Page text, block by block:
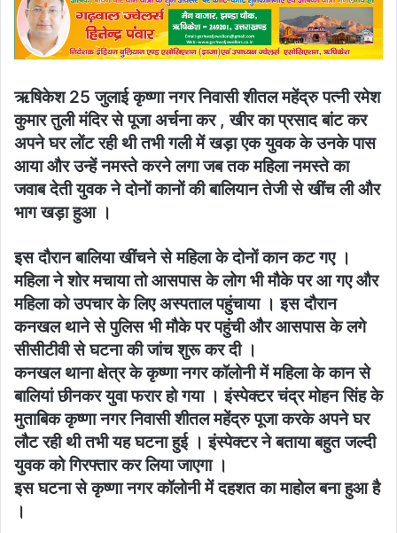
ऋषिकेश 25 जुलाई कृष्णा नगर निवासी शीतल महेंद्रु पत्नी रमेश
कुमार तुली मंदिर से पूजा अर्चना कर , खीर का प्रसाद बांट कर
अपने घर लोंट रही थी तभी गली में खड़ा एक युवक के उनके पास
आया और उन्हें नमस्ते करने लगा जब तक महिला नमस्ते का
जवाब देती युवक ने दोनों कानों की बालियान तेजी से खींच ली और
भाग खड़ा हुआ ।
इस दौरान बालिया खींचने से महिला के दोनों कान कट गए ।
महिला ने शोर मचाया तो आसपास के लोग भी मौके पर आ गए और
महिला को उपचार के लिए अस्पताल पहुंचाया । इस दौरान
कनखल थाने से पुलिस भी मौके पर पहुंची और आसपास के लगे
सीसीटीवी से घटना की जांच शुरू कर दी ।
कनखल थाना क्षेत्र के कृष्णा नगर कॉलोनी में महिला के कान से
बालियां छीनकर युवा फरार हो गया । इंस्पेक्टर चंद्र मोहन सिंह के
मुताबिक कृष्णा नगर निवासी शीतल महेंद्रु पूजा करके अपने घर
लौट रही थी तभी यह घटना हुई । इंस्पेक्टर ने बताया बहुत जल्दी
युवक को गिरफ्तार कर लिया जाएगा ।
इस घटना से कृष्णा नगर कॉलोनी में दहशत का माहोल बना हुआ है
।